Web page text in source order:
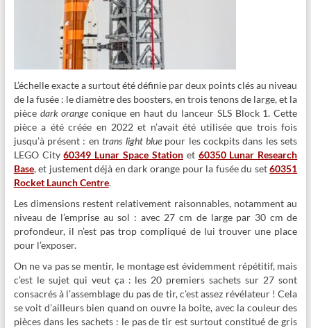
L’échelle exacte a surtout été définie par deux points clés au niveau
de la fusée : le diamètre des boosters, en trois tenons de large, et la
pièce dark orange conique en haut du lanceur SLS Block 1. Cette
pièce a été créée en 2022 et n’avait été utilisée que trois fois
jusqu’à présent : entrans light blue pour les cockpits dans les sets
LEGO City60349 Lunar Space Stationet 60350 Lunar Research
Base, et justement déjà en dark orange pour la fusée du set60351
Rocket Launch Centre.
Les dimensions restent relativement raisonnables, notamment au
niveau de l’emprise au sol : avec 27 cm de large par 30 cm de
profondeur, il n’est pas trop compliqué de lui trouver une place
pour l’exposer.
On ne va pas se mentir, le montage est évidemmentrépétitif, mais
c’est le sujet qui veut ça : les 20 premiers sachets sur 27 sont
consacrés à l’assemblage du pas de tir, c’est assez révélateur ! Cela
se voit d’ailleurs bien quand on ouvre la boite, avec la couleur des
pièces dans les sachets : le pas de tir est surtout constitué de gris